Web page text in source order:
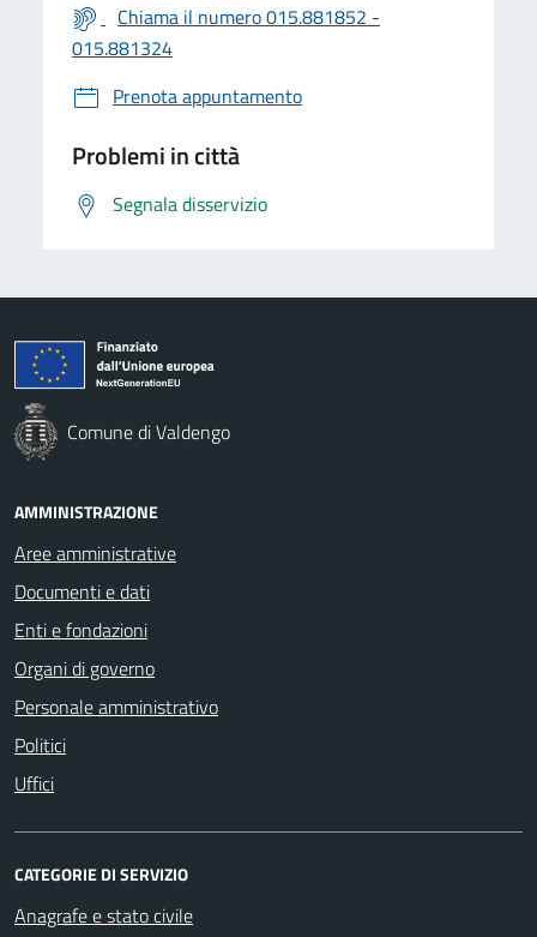
Chiama il numero 015.881852 -
015.881324
Prenota appuntamento
Problemi in città
Segnala disservizio
Comune di Valdengo
AMMINISTRAZIONE
Aree amministrative
Documenti e dati
Enti e fondazioni
Organi di governo
Personale amministrativo
Politici
Uffici
CATEGORIE DI SERVIZIO
Anagrafe e stato civile